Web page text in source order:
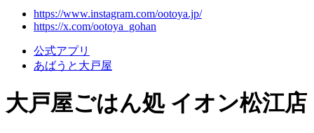
https://www.instagram.com/ootoya.jp/
https://x.com/ootoya_gohan
公式アプリ
あばうと大戸屋
大戸屋ごはん処 イオン松江店